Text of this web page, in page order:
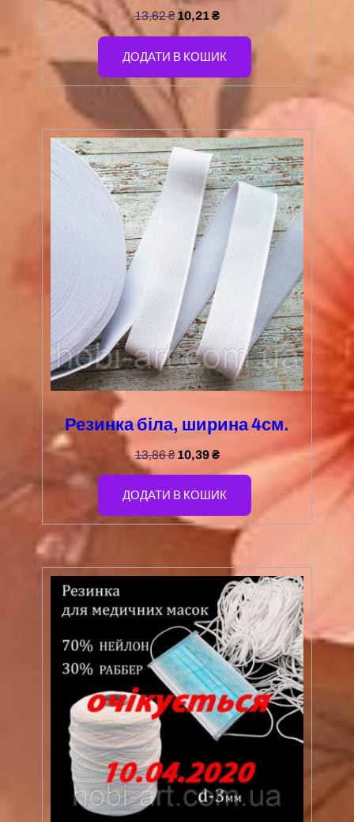
13,62₴ 10,21₴
ДОДАТИ В КОШИК
Резинка біла, ширина 4см.
13,86₴ 10,39₴
ДОДАТИ В КОШИК